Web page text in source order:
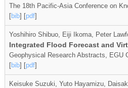
The 18th Pacific-Asia Conference on
[bib] [pdf]
Yoshihiro Shibuo, Eiji Ikoma, Peter
Integrated Flood Forecast and
Geophysical Research Abstracts, EGU
[bib] [pdf]
Keisuke Suzuki, Yuto Hayamizu,